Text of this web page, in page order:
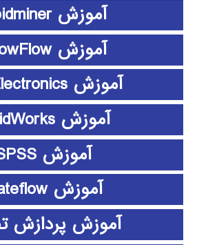
آموزش rapidminer
آموزش ShowFlow
آموزش SimElectronics
آموزش SolidWorks
آموزش SPSS
آموزش stateflow
آموزش پردازش